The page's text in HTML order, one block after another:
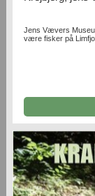
Jens Vævers
være fisker på